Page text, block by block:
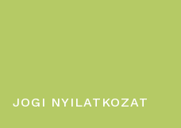
JOGI NYILATKOZAT